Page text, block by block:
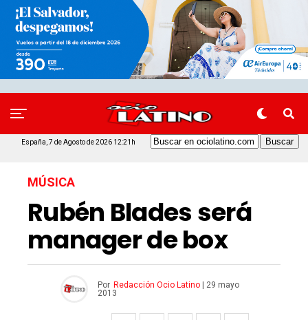
España, 7 de Agosto de 2026 12:21h
MÚSICA
Rubén Blades será
manager de box
Por Redacción Ocio Latino|
29 mayo
2013